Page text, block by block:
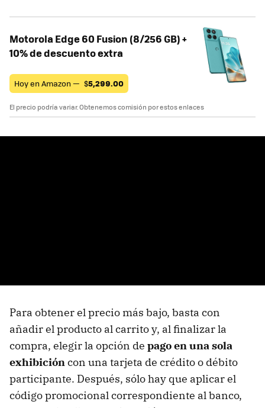
Motorola Edge 60 Fusion (8/256 GB) +
10% de descuento extra
Hoy en Amazon — $5,299.00
El precio podría variar. Obtenemos comisión por estos enlaces
Para obtener el precio más bajo, basta con
añadir el producto al carrito y, al finalizar la
compra, elegir la opción de pago en una sola
exhibicióncon una tarjeta de crédito o débito
participante. Después, sólo hay que aplicar el
código promocional correspondiente al banco,